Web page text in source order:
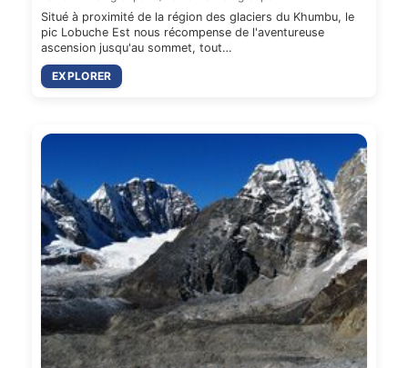
Situé à proximité de la région des glaciers du Khumbu, le
pic Lobuche Est nous récompense de l'aventureuse
ascension jusqu'au sommet, tout…
EXPLORER